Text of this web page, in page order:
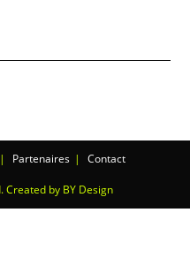
Partenaires Contact
by BY Design